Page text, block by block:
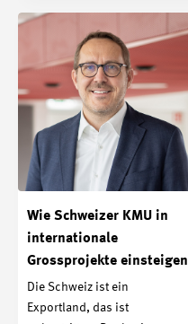
Wie Schweizer KMU in
internationale
Grossprojekte einsteigen
Die Schweiz ist ein
Exportland, das ist